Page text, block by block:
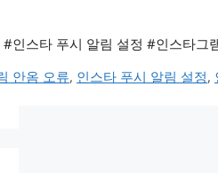
스타 푸시 알림 설정 #인스타그
안옴 오류, 인스타 푸시 알림 설정,